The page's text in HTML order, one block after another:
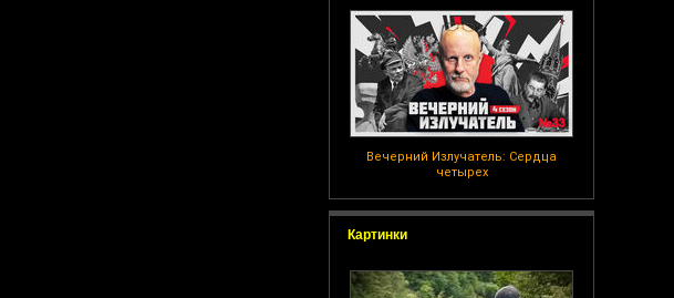
Вечерний Излучатель: Сердца
четырех
Картинки